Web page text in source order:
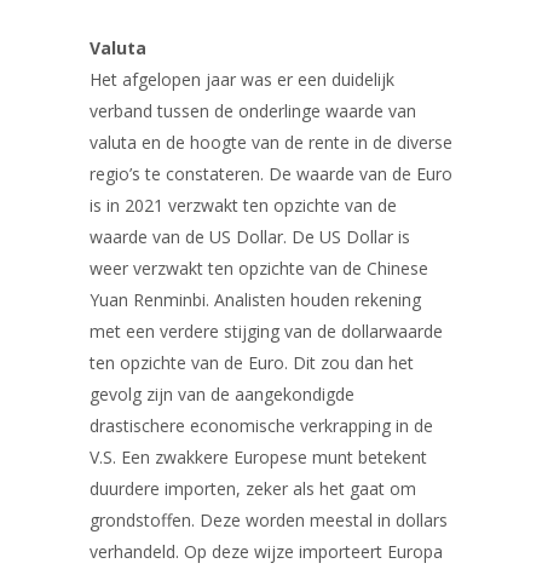
Valuta
Het afgelopen jaar was er een duidelijk
verband tussen de onderlinge waarde van
valuta en de hoogte van de rente in de diverse
regio’s te constateren. De waarde van de Euro
is in 2021 verzwakt ten opzichte van de
waarde van de US Dollar. De US Dollar is
weer verzwakt ten opzichte van de Chinese
Yuan Renminbi. Analisten houden rekening
met een verdere stijging van de dollarwaarde
ten opzichte van de Euro. Dit zou dan het
gevolg zijn van de aangekondigde
drastischere economische verkrapping in de
V.S. Een zwakkere Europese munt betekent
duurdere importen, zeker als het gaat om
grondstoffen. Deze worden meestal in dollars
verhandeld. Op deze wijze importeert Europa